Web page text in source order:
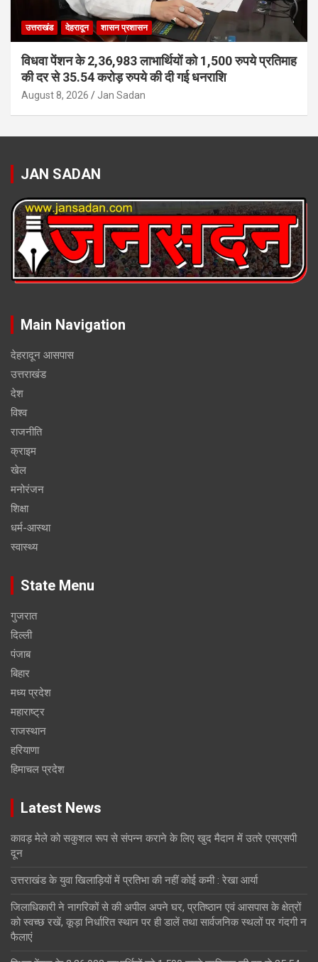
उत्तराखंड देहरादून शासन प्रशासन
विधवा पेंशन के 2,36,983 लाभार्थियों को 1,500 रुपये प्रतिमाह
की दर से 35.54 करोड़ रुपये की दी गई धनराशि
August 8, 2026 Jan Sadan
JAN SADAN
Main Navigation
देहरादून आसपास
उत्तराखंड
देश
विश्व
राजनीति
क्राइम
खेल
मनोरंजन
शिक्षा
धर्म-आस्था
स्वास्थ्य
State Menu
गुजरात
दिल्ली
पंजाब
बिहार
मध्य प्रदेश
महाराष्ट्र
राजस्थान
हरियाणा
हिमाचल प्रदेश
Latest News
कावड़ मेले को सकुशल रूप से संपन्न कराने के लिए खुद मैदान में उतरे एसएसपी
दून
उत्तराखंड के युवा खिलाड़ियों में प्रतिभा की नहीं कोई कमी : रेखा आर्या
जिलाधिकारी ने नागरिकों से की अपील अपने घर, प्रतिष्ठान एवं आसपास के क्षेत्रों
को स्वच्छ रखें, कूड़ा निर्धारित स्थान पर ही डालें तथा सार्वजनिक स्थलों पर गंदगी न
फैलाएं